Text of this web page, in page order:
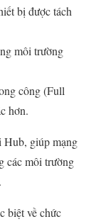
bị được tách
môi trường
công (Full
hơn.
Hub, giúp mạng
các môi trường
biệt về chức